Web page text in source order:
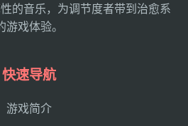
的音乐，为调节度者带到治愈系
游戏体验。
快速导航
游戏简介